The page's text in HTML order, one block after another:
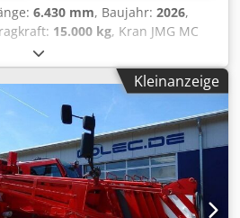
6.430 mm, Baujahr: 2026,
15.000 kg, Kran JMG MC
2026 Cedjzriblspfx Aflerf
(kg) 15.000
Kleinanzeige